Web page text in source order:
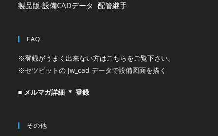
製品版-設備CADデータ 配管継手
FAQ
※登録がうまく出来ない方はこちらをご覧下さい。
※セツビットの Jw_cad データで設備図面を描く
■ メルマガ詳細 ＊ 登録
その他